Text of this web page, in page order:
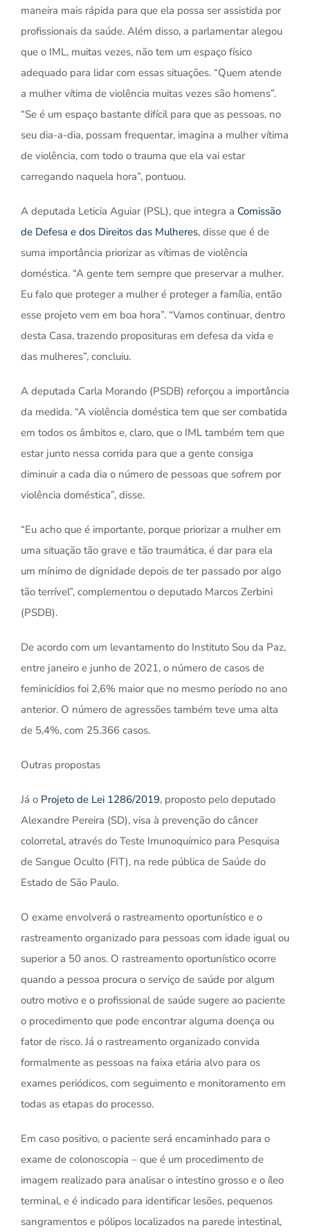
maneira mais rápida para que ela possa ser assistida por
profissionais da saúde. Além disso, a parlamentar alegou
que o IML, muitas vezes, não tem um espaço físico
adequado para lidar com essas situações. “Quem atende
a mulher vítima de violência muitas vezes são homens”.
“Se é um espaço bastante difícil para que as pessoas, no
seu dia-a-dia, possam frequentar, imagina a mulher vítima
de violência, com todo o trauma que ela vai estar
carregando naquela hora”, pontuou.
A deputada Leticia Aguiar (PSL), que integra a Comissão
de Defesa e dos Direitos das Mulheres, disse que é de
suma importância priorizar as vítimas de violência
doméstica. “A gente tem sempre que preservar a mulher.
Eu falo que proteger a mulher é proteger a família, então
esse projeto vem em boa hora”. “Vamos continuar, dentro
desta Casa, trazendo proposituras em defesa da vida e
das mulheres”, concluiu.
A deputada Carla Morando (PSDB) reforçou a importância
da medida. “A violência doméstica tem que ser combatida
em todos os âmbitos e, claro, que o IML também tem que
estar junto nessa corrida para que a gente consiga
diminuir a cada dia o número de pessoas que sofrem por
violência doméstica”, disse.
“Eu acho que é importante, porque priorizar a mulher em
uma situação tão grave e tão traumática, é dar para ela
um mínimo de dignidade depois de ter passado por algo
tão terrível”, complementou o deputado Marcos Zerbini
(PSDB).
De acordo com um levantamento do Instituto Sou da Paz,
entre janeiro e junho de 2021, o número de casos de
feminicídios foi 2,6% maior que no mesmo período no ano
anterior. O número de agressões também teve uma alta
de 5,4%, com 25.366 casos.
Outras propostas
Já o Projeto de Lei 1286/2019, proposto pelo deputado
Alexandre Pereira (SD), visa à prevenção do câncer
colorretal, através do Teste Imunoquímico para Pesquisa
de Sangue Oculto (FIT), na rede pública de Saúde do
Estado de São Paulo.
O exame envolverá o rastreamento oportunístico e o
rastreamento organizado para pessoas com idade igual ou
superior a 50 anos. O rastreamento oportunístico ocorre
quando a pessoa procura o serviço de saúde por algum
outro motivo e o profissional de saúde sugere ao paciente
o procedimento que pode encontrar alguma doença ou
fator de risco. Já o rastreamento organizado convida
formalmente as pessoas na faixa etária alvo para os
exames periódicos, com seguimento e monitoramento em
todas as etapas do processo.
Em caso positivo, o paciente será encaminhado para o
exame de colonoscopia – que é um procedimento de
imagem realizado para analisar o intestino grosso e o íleo
terminal, e é indicado para identificar lesões, pequenos
sangramentos e pólipos localizados na parede intestinal,